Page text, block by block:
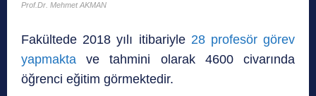
Prof.Dr. Mehmet AKMAN
Fakültede 2018 yılı itibariyle 28 profesör görev
yapmakta ve tahmini olarak 4600 civarında
öğrenci eğitim görmektedir.